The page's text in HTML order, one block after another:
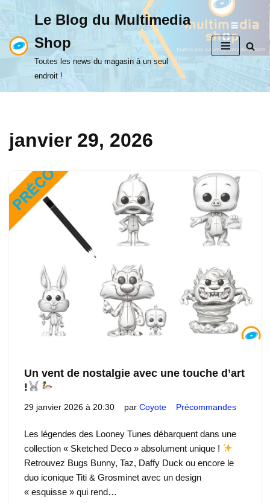
au
contenu
Le Blog du Multimedia
Shop
Toutes les news du magasin à un seul
endroit !
janvier 29, 2026
Un vent de nostalgie avec une touche d’art
!
29 janvier 2026 à 20:30 par Coyote Précommandes
Les légendes des Looney Tunes débarquent dans une
collection « Sketched Deco » absolument unique !
Retrouvez Bugs Bunny, Taz, Daffy Duck ou encore le
duo iconique Titi & Grosminet avec un design
« esquisse » qui rend…